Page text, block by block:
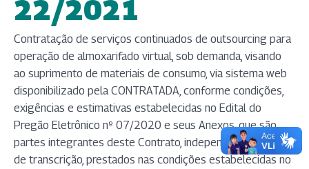
22/2021
(abre em nova aba)
Contratação de serviços continuados de outsourcing para
operação de almoxarifado virtual, sob demanda, visando
ao suprimento de materiais de consumo, via sistema web
disponibilizado pela CONTRATADA, conforme condições,
exigências e estimativas estabelecidas no Edital do
Pregão Eletrônico nº 07/2020 e seus Anexos, que são
partes integrantes deste Contrato, independentemente
de transcrição, prestados nas condições estabelecidas no